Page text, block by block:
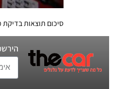
סיכום תוצאות בדיקת